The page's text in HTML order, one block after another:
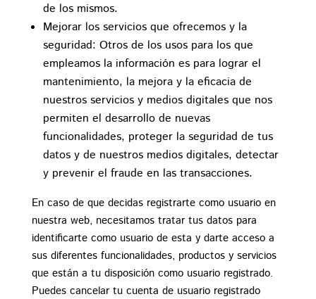
de los mismos.
Mejorar los servicios que ofrecemos y la
seguridad: Otros de los usos para los que
empleamos la información es para lograr el
mantenimiento, la mejora y la eficacia de
nuestros servicios y medios digitales que nos
permiten el desarrollo de nuevas
funcionalidades, proteger la seguridad de tus
datos y de nuestros medios digitales, detectar
y prevenir el fraude en las transacciones.
En caso de que decidas registrarte como usuario en
nuestra web, necesitamos tratar tus datos para
identificarte como usuario de esta y darte acceso a
sus diferentes funcionalidades, productos y servicios
que están a tu disposición como usuario registrado.
Puedes cancelar tu cuenta de usuario registrado